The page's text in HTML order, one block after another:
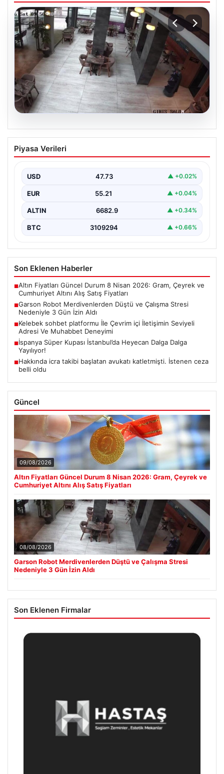
Garson Robot Merdivenlerden Düştü ve
Çalışma Stresi Nedeniyle 3 Gün İzin
Amasya'da faaliyet gösteren bir restoranda görev
gündeme…
Piyasa Verileri
USD 47.73 ▲ +0.02%
EUR 55.21 ▲ +0.04%
ALTIN 6682.9 ▲ +0.34%
BTC 3109294 ▲ +0.66%
Son Eklenen Haberler
■Altın Fiyatları Güncel Durum 8 Nisan 2026: Gram, Çeyrek ve
Cumhuriyet Altını Alış Satış Fiyatları
■Garson Robot Merdivenlerden Düştü ve Çalışma Stresi
Nedeniyle 3 Gün İzin Aldı
■Kelebek sohbet platformu İle Çevrim içi İletişimin Seviyeli
Adresi Ve Muhabbet Deneyimi
■İspanya Süper Kupası İstanbul’da Heyecan Dalga Dalga
Yayılıyor!
■Hakkında icra takibi başlatan avukatı katletmişti. İstenen ceza
belli oldu
Güncel
09/08/2026
Altın Fiyatları Güncel Durum 8 Nisan 2026: Gram, Çeyrek ve
Cumhuriyet Altını Alış Satış Fiyatları
08/08/2026
Garson Robot Merdivenlerden Düştü ve Çalışma Stresi
Nedeniyle 3 Gün İzin Aldı
Son Eklenen Firmalar